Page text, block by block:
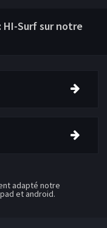
HI-Surf sur notre
adapté notre
et android.